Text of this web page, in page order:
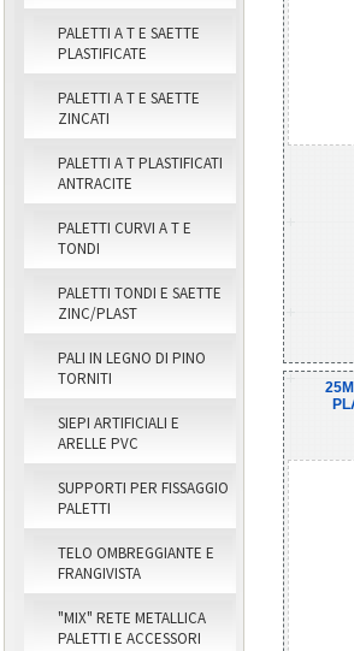
PALETTI A T E SAETTE
PLASTIFICATE
PALETTI A T E SAETTE
ZINCATI
PALETTI A T PLASTIFICATI
ANTRACITE
PALETTI CURVI A T E
TONDI
PALETTI TONDI E SAETTE
ZINC/PLAST
PALI IN LEGNO DI PINO
TORNITI
SIEPI ARTIFICIALI E
ARELLE PVC
SUPPORTI PER FISSAGGIO
PALETTI
TELO OMBREGGIANTE E
FRANGIVISTA
"MIX" RETE METALLICA
PALETTI E ACCESSORI